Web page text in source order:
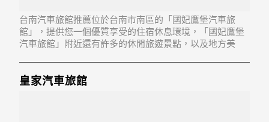
台南汽車旅館推薦位於台南市南區的「國妃鷹堡汽車旅
館」，提供您一個優質享受的住宿休息環境，「國妃鷹堡
汽車旅館」附近還有許多的休閒旅遊景點，以及地方美
皇家汽車旅館